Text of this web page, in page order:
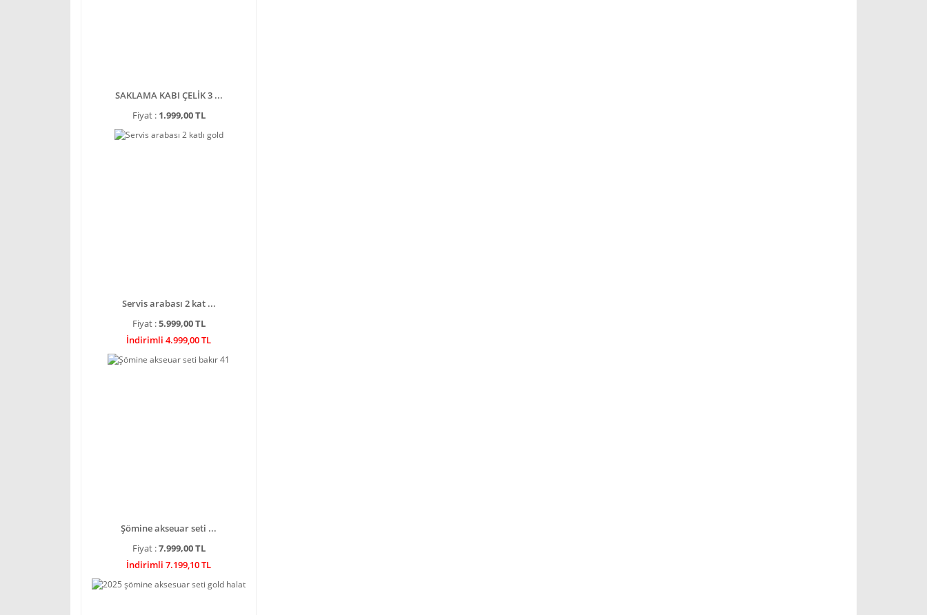
SAKLAMA KABI ÇELİK 3 ...
Fiyat : 1.999,00 TL
Servis arabası 2 kat ...
Fiyat :5.999,00 TL
İndirimli 4.999,00 TL
Şömine akseuar seti ...
Fiyat :7.999,00 TL
İndirimli 7.199,10 TL